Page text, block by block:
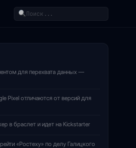
Поиск
для перехвата данных —
Pixel отличаются от версий для
в браслет и идет на Kickstarter
«Ростеху» по делу Галицкого